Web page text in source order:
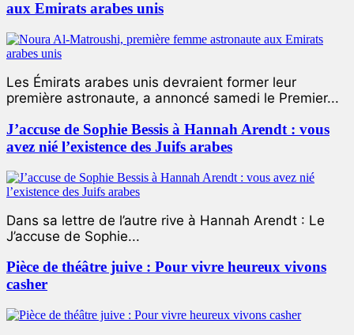
aux Emirats arabes unis
Les Émirats arabes unis devraient former leur
première astronaute, a annoncé samedi le Premier...
J’accuse de Sophie Bessis à Hannah Arendt : vous
avez nié l’existence des Juifs arabes
Dans sa lettre de l’autre rive à Hannah Arendt : Le
J’accuse de Sophie...
Pièce de théâtre juive : Pour vivre heureux vivons
casher